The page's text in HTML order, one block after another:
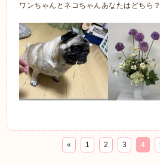
ワンちゃんとネコちゃんあなたはどちら？
« 1 2 3 4